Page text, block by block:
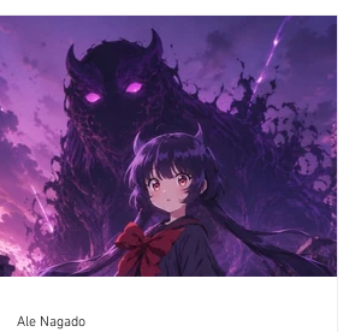
Ale Nagado